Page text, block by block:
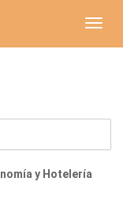
y Hotelería